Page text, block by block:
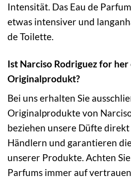
Intensität. Das Eau de
etwas intensiver und
de Toilette.
Ist Narciso Rodriguez for her
Originalprodukt?
Bei uns erhalten Sie
Originalprodukte von
beziehen unsere Düfte
Händlern und garantieren
unserer Produkte. Achten
Parfums immer auf